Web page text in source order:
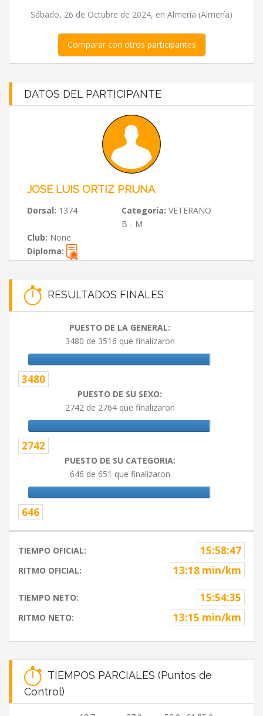
Sábado, 26 de Octubre de 2024, en Almería (Almería)
Comparar con otros participantes
DATOS DEL PARTICIPANTE
JOSE LUIS ORTIZ PRUNA
Dorsal: 1374 Categoria: VETERANO
B - M
Club: None
Diploma:
RESULTADOS FINALES
PUESTO DE LA GENERAL:
3480 de 3516 que finalizaron
3480
PUESTO DE SU SEXO:
2742 de 2764 que finalizaron
2742
PUESTO DE SU CATEGORIA:
646 de 651 que finalizaron
646
TIEMPO OFICIAL: 15:58:47
RITMO OFICIAL: 13:18 min/km
TIEMPO NETO: 15:54:35
RITMO NETO: 13:15 min/km
TIEMPOS PARCIALES (Puntos de
Control)